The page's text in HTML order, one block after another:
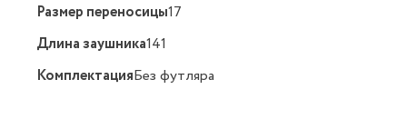
Размер переносицы17
Длина заушника141
КомплектацияБез футляра